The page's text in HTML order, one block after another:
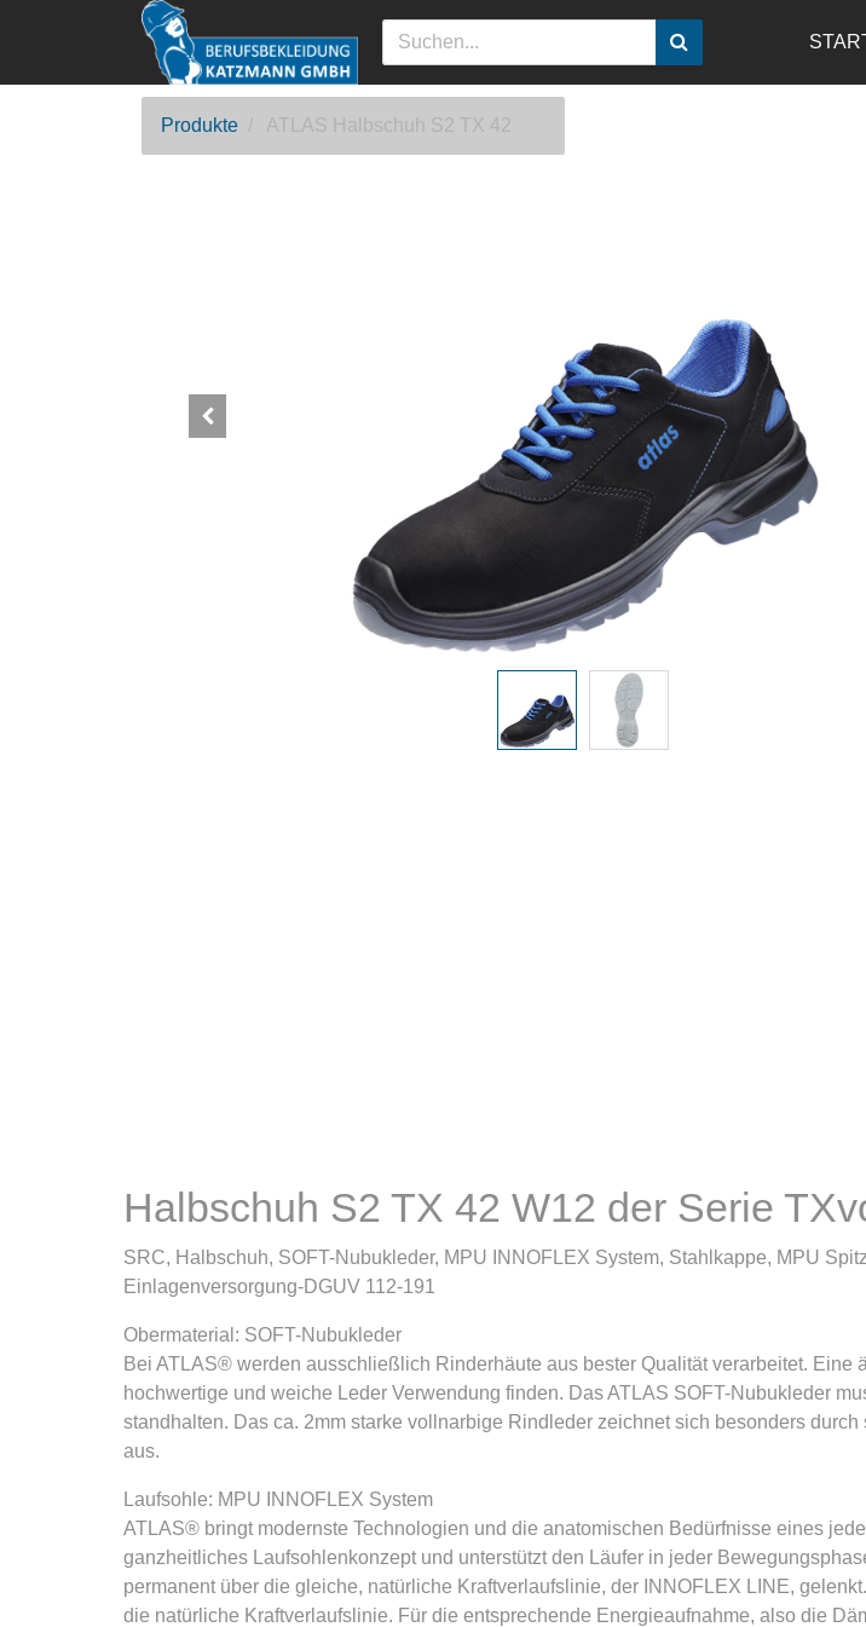
Produkte ATLAS Halbschuh S2 TX 42
Halbschuh S2 TX 42 W12 der Serie
SRC, Halbschuh, SOFT-Nubukleder, MPU INNOFLEX System, Stahlkappe, MPU
Einlagenversorgung-DGUV 112-191
Obermaterial: SOFT-Nubukleder
Bei ATLAS® werden ausschließlich Rinderhäute aus bester Qualität verarbeitet.
hochwertige und weiche Leder Verwendung finden. Das ATLAS SOFT-Nubukleder
standhalten. Das ca. 2mm starke vollnarbige Rindleder zeichnet sich besonders
aus.
Laufsohle: MPU INNOFLEX System
ATLAS® bringt modernste Technologien und die anatomischen Bedürfnisse eines
ganzheitliches Laufsohlenkonzept und unterstützt den Läufer in jeder
permanent über die gleiche, natürliche Kraftverlaufslinie, der INNOFLEX LINE,
die natürliche Kraftverlaufslinie. Für die entsprechende Energieaufnahme, also die